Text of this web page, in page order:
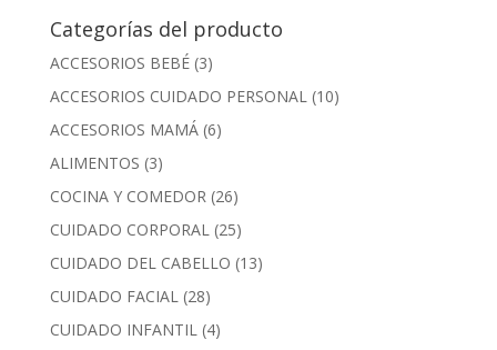
Categorías del producto
ACCESORIOS BEBÉ (3)
ACCESORIOS CUIDADO PERSONAL (10)
ACCESORIOS MAMÁ (6)
ALIMENTOS (3)
COCINA Y COMEDOR (26)
CUIDADO CORPORAL (25)
CUIDADO DEL CABELLO (13)
CUIDADO FACIAL (28)
CUIDADO INFANTIL (4)